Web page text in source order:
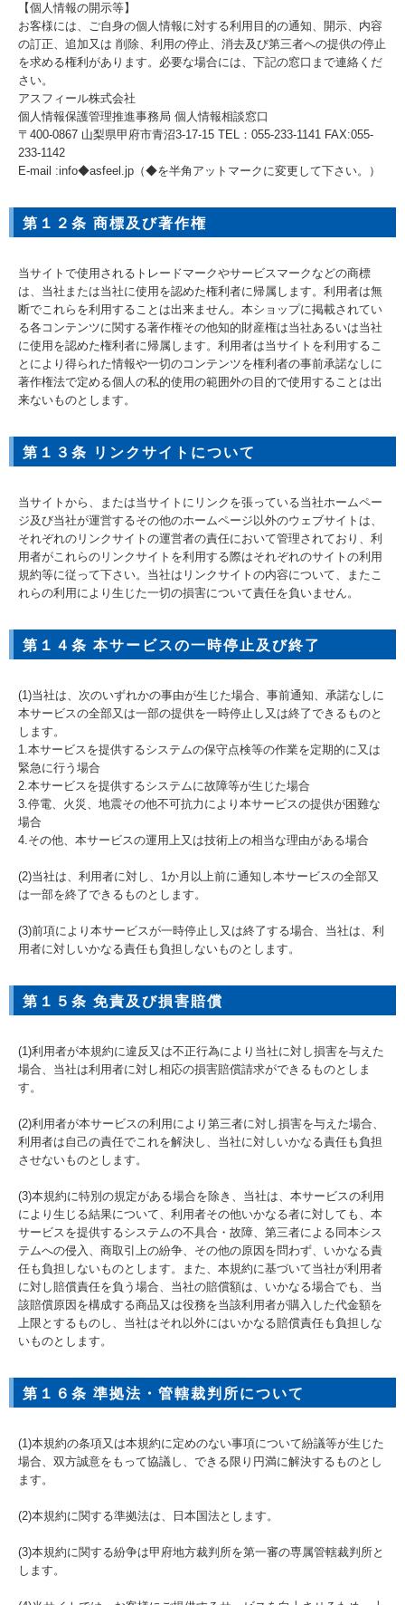
【個人情報の開示等】
お客様には、ご自身の個人情報に対する利用目的の通知、開示、内容
の訂正、追加又は 削除、利用の停止、消去及び第三者への提供の停止
を求める権利があります。必要な場合には、下記の窓口まで連絡くだ
さい。
アスフィール株式会社
個人情報保護管理推進事務局 個人情報相談窓口
〒400-0867 山梨県甲府市青沼3-17-15 TEL：055-233-1141 FAX:055-
233-1142
E-mail :info◆asfeel.jp（◆を半角アットマークに変更して下さい。）
第１２条 商標及び著作権
当サイトで使用されるトレードマークやサービスマークなどの商標
は、当社または当社に使用を認めた権利者に帰属します。利用者は無
断でこれらを利用することは出来ません。本ショップに掲載されてい
る各コンテンツに関する著作権その他知的財産権は当社あるいは当社
に使用を認めた権利者に帰属します。利用者は当サイトを利用するこ
とにより得られた情報や一切のコンテンツを権利者の事前承諾なしに
著作権法で定める個人の私的使用の範囲外の目的で使用することは出
来ないものとします。
第１３条 リンクサイトについて
当サイトから、または当サイトにリンクを張っている当社ホームペー
ジ及び当社が運営するその他のホームページ以外のウェブサイトは、
それぞれのリンクサイトの運営者の責任において管理されており、利
用者がこれらのリンクサイトを利用する際はそれぞれのサイトの利用
規約等に従って下さい。当社はリンクサイトの内容について、またこ
れらの利用により生じた一切の損害について責任を負いません。
第１４条 本サービスの一時停止及び終了
(1)当社は、次のいずれかの事由が生じた場合、事前通知、承諾なしに
本サービスの全部又は一部の提供を一時停止し又は終了できるものと
します。
1.本サービスを提供するシステムの保守点検等の作業を定期的に又は
緊急に行う場合
2.本サービスを提供するシステムに故障等が生じた場合
3.停電、火災、地震その他不可抗力により本サービスの提供が困難な
場合
4.その他、本サービスの運用上又は技術上の相当な理由がある場合
(2)当社は、利用者に対し、1か月以上前に通知し本サービスの全部又
は一部を終了できるものとします。
(3)前項により本サービスが一時停止し又は終了する場合、当社は、利
用者に対しいかなる責任も負担しないものとします。
第１５条 免責及び損害賠償
(1)利用者が本規約に違反又は不正行為により当社に対し損害を与えた
場合、当社は利用者に対し相応の損害賠償請求ができるものとしま
す。
(2)利用者が本サービスの利用により第三者に対し損害を与えた場合、
利用者は自己の責任でこれを解決し、当社に対しいかなる責任も負担
させないものとします。
(3)本規約に特別の規定がある場合を除き、当社は、本サービスの利用
により生じる結果について、利用者その他いかなる者に対しても、本
サービスを提供するシステムの不具合・故障、第三者による同本シス
テムへの侵入、商取引上の紛争、その他の原因を問わず、いかなる責
任も負担しないものとします。また、本規約に基づいて当社が利用者
に対し賠償責任を負う場合、当社の賠償額は、いかなる場合でも、当
該賠償原因を構成する商品又は役務を当該利用者が購入した代金額を
上限とするものし、当社はそれ以外にはいかなる賠償責任も負担しな
いものとします。
第１６条 準拠法・管轄裁判所について
(1)本規約の条項又は本規約に定めのない事項について紛議等が生じた
場合、双方誠意をもって協議し、できる限り円満に解決するものとし
ます。
(2)本規約に関する準拠法は、日本国法とします。
(3)本規約に関する紛争は甲府地方裁判所を第一審の専属管轄裁判所と
します。